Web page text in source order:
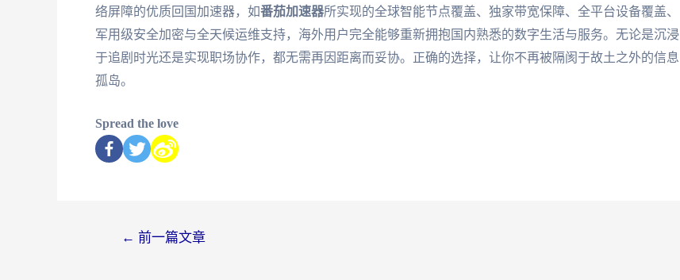
络屏障的优质回国加速器，如番茄加速器所实现的全球智能节点覆盖、独家带宽保障、全平台设备覆盖、
军用级安全加密与全天候运维支持，海外用户完全能够重新拥抱国内熟悉的数字生活与服务。无论是沉浸
于追剧时光还是实现职场协作，都无需再因距离而妥协。正确的选择，让你不再被隔阂于故土之外的信息
孤岛。
Spread the love
← 前一篇文章